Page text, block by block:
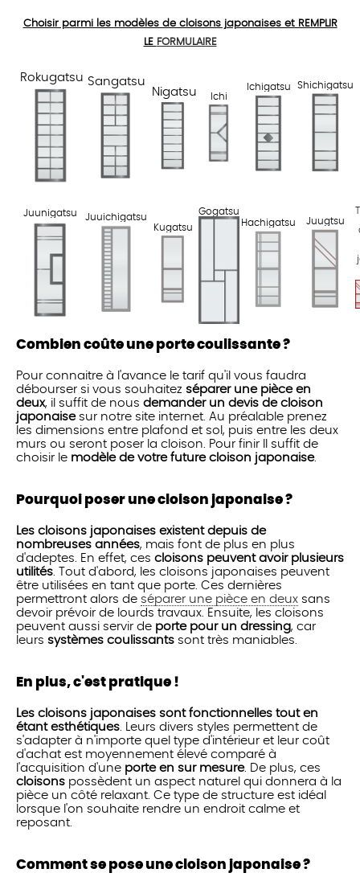
Choisir parmi les modèles de cloisons japonaises et REMPLIR
LE FORMULAIRE
Rokugatsu Sangatsu
Nigatsu
Ichi
Ichigatsu Shichigatsu
Juunigatsu
Juuichigatsu
Kugatsu
Gogatsu
Hachigatsu
Juugtsu
Combien coûte une porte coulissante ?
Pour connaitre à l'avance le tarif qu'il vous faudra
débourser si vous souhaitez séparer une pièce en
deux, il suffit de nous demander un devis de cloison
japonaisesur notre site internet. Au préalable prenez
les dimensions entre plafond et sol, puis entre les deux
murs ou seront poser la cloison. Pour finir Il suffit de
choisir le modèle de votre future cloison japonaise.
Pourquoi poser une cloison japonaise ?
Les cloisons japonaises existent depuis de
nombreuses années, mais font de plus en plus
d'adeptes. En effet, ces cloisons peuvent avoir plusieurs
utilités . Tout d'abord, les cloisons japonaises peuvent
être utilisées en tant que porte. Ces dernières
permettront alors de séparer une pièce en deux sans
devoir prévoir de lourds travaux. Ensuite, les cloisons
peuvent aussi servir de porte pour un dressing, car
leurs systèmes coulissants sont très maniables.
En plus, c'est pratique !
Les cloisons japonaises sont fonctionnelles tout en
étant esthétiques . Leurs divers styles permettent de
s'adapter à n'importe quel type d'intérieur et leur coût
d'achat est moyennement élevé comparé à
l'acquisition d'une porte en sur mesure. De plus, ces
cloisons possèdent un aspect naturel qui donnera à la
pièce un côté relaxant. Ce type de structure est idéal
lorsque l'on souhaite rendre un endroit calme et
reposant.
Comment se pose une cloison japonaise ?